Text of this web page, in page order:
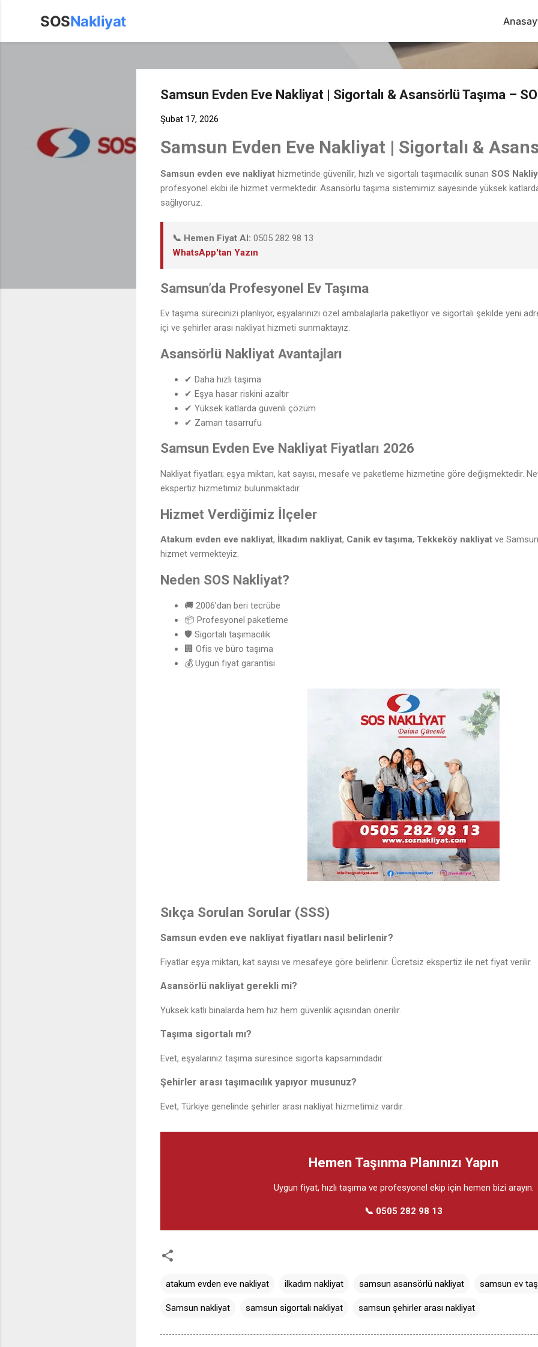
SOSNakliyat
Samsun Evden Eve Nakliyat | Sigortalı & Asansörlü Taşıma –
Şubat 17, 2026
Samsun Evden Eve Nakliyat | Sigortalı &
Samsun evden eve nakliyat hizmetinde güvenilir, hızlı ve sigortalı taşımacılık sunan SOS
profesyonel ekibi ile hizmet vermektedir. Asansörlü taşıma sistemimiz sayesinde yüksek katlarda
sağlıyoruz.
📞 Hemen Fiyat Al: 0505 282 98 13
WhatsApp'tan Yazın
Samsun’da Profesyonel Ev Taşıma
Ev taşıma sürecinizi planlıyor, eşyalarınızı özel ambalajlarla paketliyor ve sigortalı şekilde yeni
içi ve şehirler arası nakliyat hizmeti sunmaktayız.
Asansörlü Nakliyat Avantajları
✔ Daha hızlı taşıma
✔ Eşya hasar riskini azaltır
✔ Yüksek katlarda güvenli çözüm
✔ Zaman tasarrufu
Samsun Evden Eve Nakliyat Fiyatları 2026
Nakliyat fiyatları; eşya miktarı, kat sayısı, mesafe ve paketleme hizmetine göre değişmektedir.
ekspertiz hizmetimiz bulunmaktadır.
Hizmet Verdiğimiz İlçeler
Atakum evden eve nakliyat, İlkadım nakliyat, Canik ev taşıma, Tekkeköy nakliyat ve
hizmet vermekteyiz.
Neden SOS Nakliyat?
🚚 2006’dan beri tecrübe
📦 Profesyonel paketleme
🛡 Sigortalı taşımacılık
🏢 Ofis ve büro taşıma
💰 Uygun fiyat garantisi
Sıkça Sorulan Sorular (SSS)
Samsun evden eve nakliyat fiyatları nasıl belirlenir?
Fiyatlar eşya miktarı, kat sayısı ve mesafeye göre belirlenir. Ücretsiz ekspertiz ile net fiyat verilir.
Asansörlü nakliyat gerekli mi?
Yüksek katlı binalarda hem hız hem güvenlik açısından önerilir.
Taşıma sigortalı mı?
Evet, eşyalarınız taşıma süresince sigorta kapsamındadır.
Şehirler arası taşımacılık yapıyor musunuz?
Evet, Türkiye genelinde şehirler arası nakliyat hizmetimiz vardır.
Hemen Taşınma Planınızı Yapın
Uygun fiyat, hızlı taşıma ve profesyonel ekip için hemen bizi arayın.
📞 0505 282 98 13
atakum evden eve nakliyat ilkadım nakliyat samsun asansörlü nakliyat samsun ev
Samsun nakliyat samsun sigortalı nakliyat samsun şehirler arası nakliyat